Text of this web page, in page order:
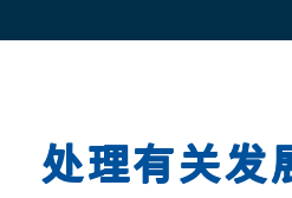
处理有关发